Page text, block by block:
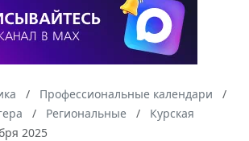
Профессиональные календари
Региональные
Курская
2025